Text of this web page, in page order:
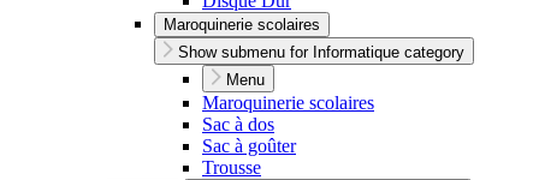
Maroquinerie scolaires
Show submenu for Informatique category
Menu
Maroquinerie scolaires
Sac à dos
Sac à goûter
Trousse